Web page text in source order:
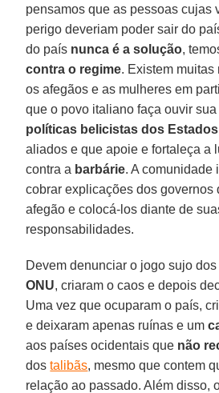
pensamos que as pessoas cujas
perigo deveriam poder sair do
do país nunca é a solução,
contra o regime. Existem
os afegãos e as mulheres em
que o povo italiano faça ouvir
políticas belicistas dos
aliados e que apoie e fortaleça a
contra a barbárie. A comunidade
cobrar explicações dos governos
afegão e colocá-los diante de
responsabilidades.
Devem denunciar o jogo sujo dos
ONU, criaram o caos e depois
Uma vez que ocuparam o país,
e deixaram apenas ruínas e um
aos países ocidentais que não
dostalibãs, mesmo que contem
relação ao passado. Além disso,